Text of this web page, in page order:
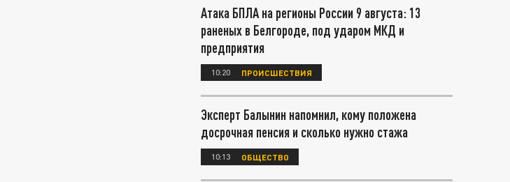
Атака БПЛА на регионы России 9 августа: 13
раненых в Белгороде, под ударом МКД и
предприятия
10:20 ПРОИСШЕСТВИЯ
Эксперт Балынин напомнил, кому положена
досрочная пенсия и сколько нужно стажа
10:13 ОБЩЕСТВО